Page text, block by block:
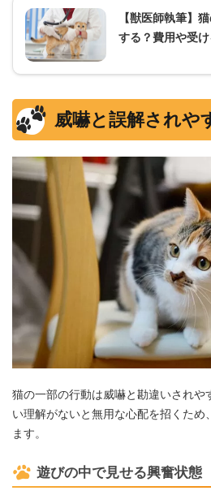
【獣医師執筆】
する？費用や受
威嚇と誤解されや
猫の一部の行動は威嚇と勘違いされや
い理解がないと無用な心配を招くため
ます。
遊びの中で見せる興奮状態